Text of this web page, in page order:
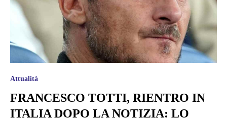
Attualità
FRANCESCO TOTTI, RIENTRO IN
ITALIA DOPO LA NOTIZIA: LO